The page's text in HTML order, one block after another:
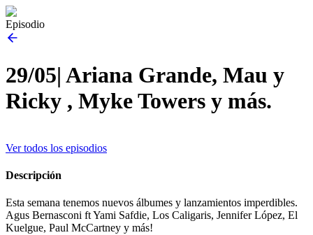
Episodio
29/05| Ariana Grande, Mau y
Ricky , Myke Towers y más.
Ver todos los episodios
Descripción
Esta semana tenemos nuevos álbumes y lanzamientos imperdibles.
Agus Bernasconi ft Yami Safdie, Los Caligaris, Jennifer López, El
Kuelgue, Paul McCartney y más!